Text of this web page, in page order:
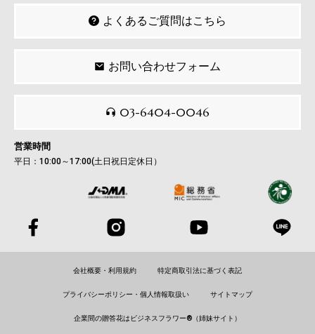
よくあるご質問はこちら
お問い合わせフォーム
03-6404-0046
営業時間
平日：10:00～17:00(土日祝日定休日）
会社概要・利用規約 特定商取引法に基づく表記
プライバシーポリシー・個人情報取扱い サイトマップ
企業間の贈答花はビジネスフラワー®（姉妹サイト）